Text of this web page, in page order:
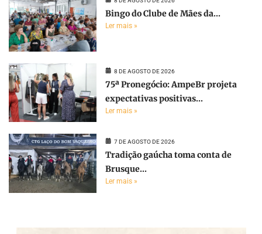
Bingo do Clube de Mães da...
Ler mais »
8 DE AGOSTO DE 2026
75ª Pronegócio: AmpeBr projeta
expectativas positivas...
Ler mais »
7 DE AGOSTO DE 2026
Tradição gaúcha toma conta de
Brusque...
Ler mais »